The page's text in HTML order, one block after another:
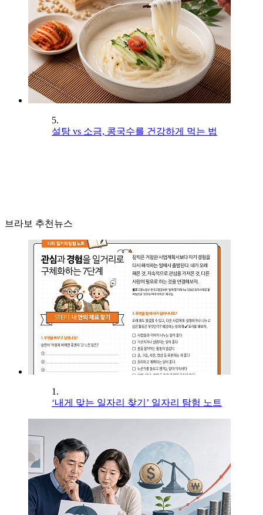
5.
설탕 vs 소금, 콩국수를 건강하게 먹는 법
브라보 추천뉴스
1.
‘내게 맞는 일자리 찾기’ 일자리 탐험 노트